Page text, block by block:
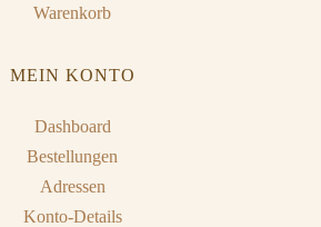
Warenkorb
MEIN KONTO
Dashboard
Bestellungen
Adressen
Konto-Details